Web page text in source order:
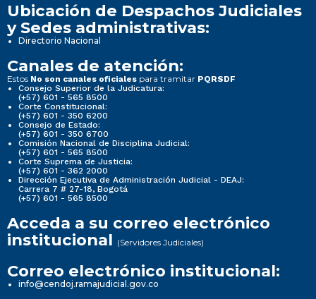
Ubicación de Despachos Judiciales
y Sedes administrativas:
Directorio Nacional
Canales de atención:
Estos No son canales oficiales para tramitar PQRSDF
Consejo Superior de la Judicatura:
(+57) 601 - 565 8500
Corte Constitucional:
(+57) 601 - 350 6200
Consejo de Estado:
(+57) 601 - 350 6700
Comisión Nacional de Disciplina Judicial:
(+57) 601 - 565 8500
Corte Suprema de Justicia:
(+57) 601 - 362 2000
Dirección Ejecutiva de Administración Judicial - DEAJ:
Carrera 7 # 27-18, Bogotá
(+57) 601 - 565 8500
Acceda a su correo electrónico
institucional (Servidores Judiciales)
Correo electrónico institucional:
info@cendoj.ramajudicial.gov.co